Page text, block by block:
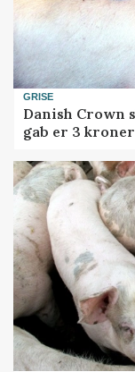
GRISE
Danish Crown
gab er 3